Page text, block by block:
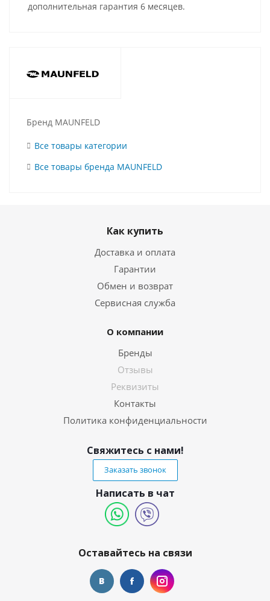
дополнительная гарантия 6 месяцев.
Бренд MAUNFELD
Все товары категории
Все товары бренда MAUNFELD
Как купить
Доставка и оплата
Гарантии
Обмен и возврат
Сервисная служба
О компании
Бренды
Отзывы
Реквизиты
Контакты
Политика конфиденциальности
Свяжитесь с нами!
Заказать звонок
Написать в чат
Оставайтесь на связи